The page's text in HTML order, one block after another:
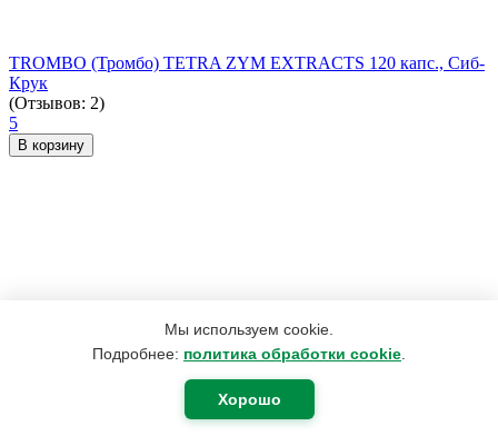
Мы используем cookie.
Подробнее: политика обработки cookie
Хорошо
TROMBO (Тромбо) TETRA ZYM EXTRACTS 120 капс., Сиб-
Крук
(Отзывов: 2)
5
В корзину